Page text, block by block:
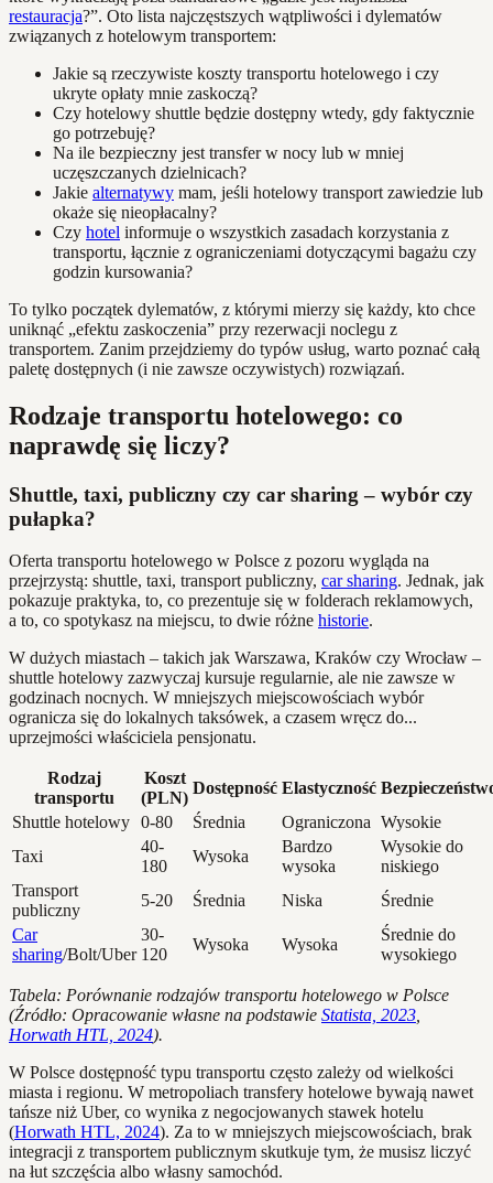
restauracja?”. Oto lista najczęstszych wątpliwości i dylematów
związanych z hotelowym transportem:
Jakie są rzeczywiste koszty transportu hotelowego i czy
ukryte opłaty mnie zaskoczą?
Czy hotelowy shuttle będzie dostępny wtedy, gdy faktycznie
go potrzebuję?
Na ile bezpieczny jest transfer w nocy lub w mniej
uczęszczanych dzielnicach?
Jakie alternatywy mam, jeśli hotelowy transport zawiedzie lub
okaże się nieopłacalny?
Czy hotel informuje o wszystkich zasadach korzystania z
transportu, łącznie z ograniczeniami dotyczącymi bagażu czy
godzin kursowania?
To tylko początek dylematów, z którymi mierzy się każdy, kto chce
uniknąć „efektu zaskoczenia” przy rezerwacji noclegu z
transportem. Zanim przejdziemy do typów usług, warto poznać całą
paletę dostępnych (i nie zawsze oczywistych) rozwiązań.
Rodzaje transportu hotelowego: co
naprawdę się liczy?
Shuttle, taxi, publiczny czy car sharing – wybór czy
pułapka?
Oferta transportu hotelowego w Polsce z pozoru wygląda na
przejrzystą: shuttle, taxi, transport publiczny, car sharing. Jednak, jak
pokazuje praktyka, to, co prezentuje się w folderach reklamowych,
a to, co spotykasz na miejscu, to dwie różne historie.
W dużych miastach – takich jak Warszawa, Kraków czy Wrocław –
shuttle hotelowy zazwyczaj kursuje regularnie, ale nie zawsze w
godzinach nocnych. W mniejszych miejscowościach wybór
ogranicza się do lokalnych taksówek, a czasem wręcz do...
uprzejmości właściciela pensjonatu.
Rodzaj
transportu
Koszt
(PLN)
Dostępność Elastyczność
Shuttle hotelowy 0-80 Średnia Ograniczona Wysokie
Taxi
40-
180
Wysoka
Bardzo
wysoka
Wysokie do
niskiego
Transport
publiczny
5-20 Średnia Niska
Średnie
Car
sharing/Bolt/Uber
30-
120
Wysoka Wysoka
Średnie do
wysokiego
Tabela: Porównanie rodzajów transportu hotelowego w Polsce
(Źródło: Opracowanie własne na podstawie Statista, 2023
Horwath HTL, 2024).
W Polsce dostępność typu transportu często zależy od wielkości
miasta i regionu. W metropoliach transfery hotelowe bywają nawet
tańsze niż Uber, co wynika z negocjowanych stawek hotelu
(Horwath HTL, 2024). Za to w mniejszych miejscowościach, brak
integracji z transportem publicznym skutkuje tym, że musisz liczyć
na łut szczęścia albo własny samochód.